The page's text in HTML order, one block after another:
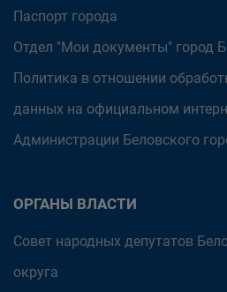
Паспорт города
Отдел "Мои документы" город
Политика в отношении
данных на официальном
Администрации Беловского
ОРГАНЫ ВЛАСТИ
Совет народных депутатов
округа